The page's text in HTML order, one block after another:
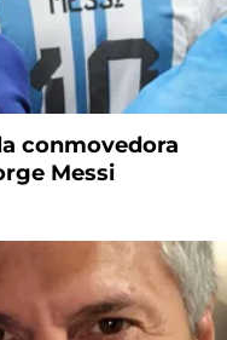
conmovedora
Messi